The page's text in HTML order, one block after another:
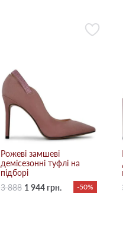
Рожеві замшеві
демісезонні туфлі на
підборі
3 888 1 944 грн. -50%
3